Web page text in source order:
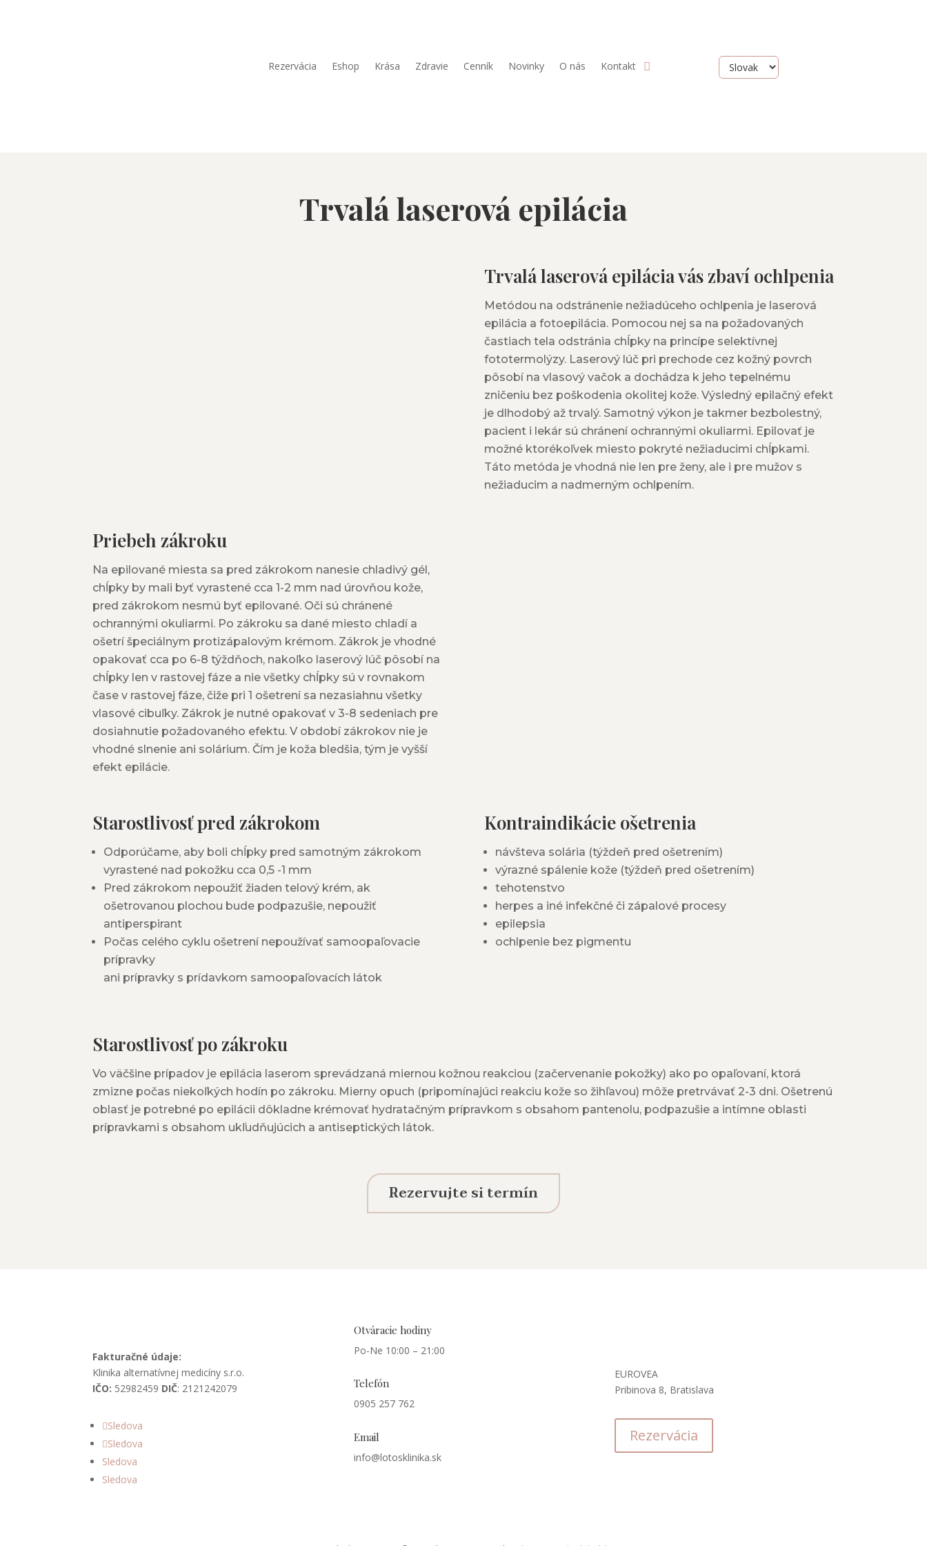
Rezervácia Eshop Krása Zdravie Cenník Novinky O nás Kontakt
Trvalá laserová epilácia
Trvalá laserová epilácia vás zbaví ochlpenia
Metódou na odstránenie nežiadúceho ochlpenia je laserová
epilácia a fotoepilácia. Pomocou nej sa na požadovaných
častiach tela odstránia chĺpky na princípe selektívnej
fototermolýzy. Laserový lúč pri prechode cez kožný povrch
pôsobí na vlasový vačok a dochádza k jeho tepelnému
zničeniu bez poškodenia okolitej kože. Výsledný epilačný efekt
je dlhodobý až trvalý. Samotný výkon je takmer bezbolestný,
pacient i lekár sú chránení ochrannými okuliarmi. Epilovať je
možné ktorékoľvek miesto pokryté nežiaducimi chĺpkami.
Táto metóda je vhodná nie len pre ženy, ale i pre mužov s
nežiaducim a nadmerným ochlpením.
Priebeh zákroku
Na epilované miesta sa pred zákrokom nanesie chladivý gél,
chĺpky by mali byť vyrastené cca 1-2 mm nad úrovňou kože,
pred zákrokom nesmú byť epilované. Oči sú chránené
ochrannými okuliarmi. Po zákroku sa dané miesto chladí a
ošetrí špeciálnym protizápalovým krémom. Zákrok je vhodné
opakovať cca po 6-8 týždňoch, nakoľko laserový lúč pôsobí na
chĺpky len v rastovej fáze a nie všetky chĺpky sú v rovnakom
čase v rastovej fáze, čiže pri 1 ošetrení sa nezasiahnu všetky
vlasové cibuľky. Zákrok je nutné opakovať v 3-8 sedeniach pre
dosiahnutie požadovaného efektu. V období zákrokov nie je
vhodné slnenie ani solárium. Čím je koža bledšia, tým je vyšší
efekt epilácie.
Starostlivosť pred zákrokom
Odporúčame, aby boli chĺpky pred samotným zákrokom
vyrastené nad pokožku cca 0,5 -1 mm
Pred zákrokom nepoužiť žiaden telový krém, ak
ošetrovanou plochou bude podpazušie, nepoužiť
antiperspirant
Počas celého cyklu ošetrení nepoužívať samoopaľovacie
prípravky
ani prípravky s prídavkom samoopaľovacích látok
Kontraindikácie ošetrenia
návšteva solária (týždeň pred ošetrením)
výrazné spálenie kože (týždeň pred ošetrením)
tehotenstvo
herpes a iné infekčné či zápalové procesy
epilepsia
ochlpenie bez pigmentu
Starostlivosť po zákroku
Vo väčšine prípadov je epilácia laserom sprevádzaná miernou kožnou reakciou (začervenanie pokožky) ako po opaľovaní, ktorá
zmizne počas niekoľkých hodín po zákroku. Mierny opuch (pripomínajúci reakciu kože so žihľavou) môže pretrvávať 2-3 dni. Ošetrenú
oblasť je potrebné po epilácii dôkladne krémovať hydratačným prípravkom s obsahom pantenolu, podpazušie a intímne oblasti
prípravkami s obsahom ukľudňujúcich a antiseptických látok.
Rezervujte si termín
Fakturačné údaje:
Klinika alternatívnej medicíny s.r.o.
IČO: 52982459 DIČ: 2121242079
Sledova
Sledova
Sledova
Sledova
Otváracie hodiny
Po-Ne 10:00 – 21:00
Telefón
0905 257 762
Email
info@lotosklinika.sk
EUROVEA
Pribinova 8, Bratislava
Rezervácia